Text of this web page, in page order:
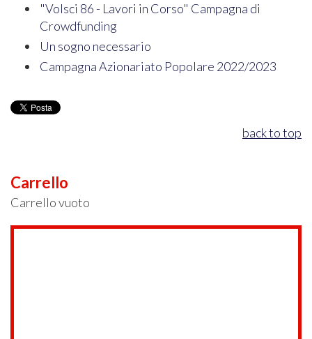
"Volsci 86 - Lavori in Corso" Campagna di
Crowdfunding
Un sogno necessario
Campagna Azionariato Popolare 2022/2023
back to top
Carrello
Carrello vuoto